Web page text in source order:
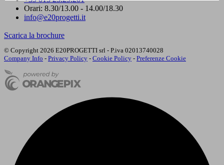
Orari: 8.30/13.00 - 14.00/18.30
info@e20progetti.it
Scarica la brochure
© Copyright 2026 E20PROGETTI srl - P.iva 02013740028
Company Info - Privacy Policy - Cookie Policy - Preferenze Cookie